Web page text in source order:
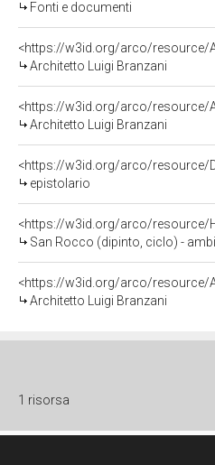
Fonti e documenti
<https://w3id.org/arco/resource/
Architetto Luigi Branzani
<https://w3id.org/arco/resource/
Architetto Luigi Branzani
<https://w3id.org/arco/resource/
epistolario
<https://w3id.org/arco/resource/
San Rocco (dipinto, ciclo) -
<https://w3id.org/arco/resource/
Architetto Luigi Branzani
1 risorsa